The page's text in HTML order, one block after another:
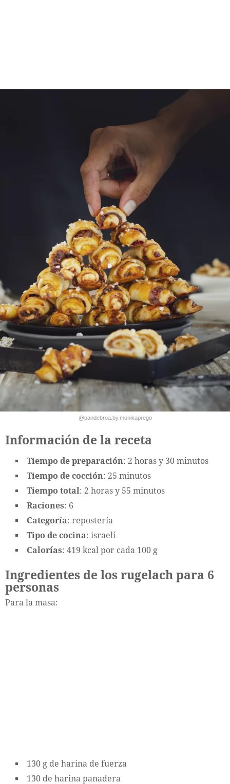
@pandebroa.by.monikaprego
Información de la receta
Tiempo de preparación: 2 horas y 30 minutos
Tiempo de cocción: 25 minutos
Tiempo total : 2 horas y 55 minutos
Raciones: 6
Categoría: repostería
Tipo de cocina: israelí
Calorías: 419 kcal por cada 100 g
Ingredientes de los rugelach para 6
personas
Para la masa:
130 g de harina de fuerza
130 de harina panadera